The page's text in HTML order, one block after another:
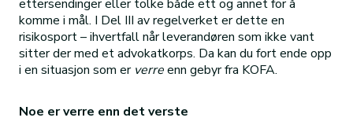
ettersendinger eller tolke både ett og annet for å
komme i mål. I Del III av regelverket er dette en
risikosport – ihvertfall når leverandøren som ikke vant
sitter der med et advokatkorps. Da kan du fort ende opp
i en situasjon som er verreenn gebyr fra KOFA.
Noe er verre enn det verste